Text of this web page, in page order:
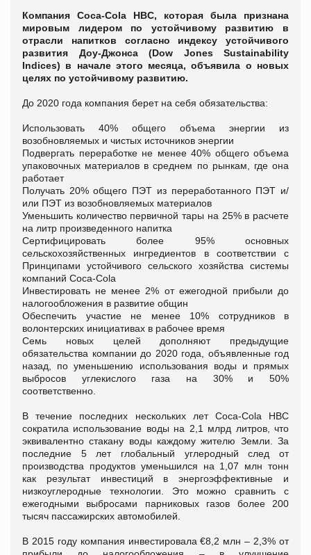
Компания Coca-Cola HBC, которая была признана
мировым лидером по устойчивому развитию в
отрасли напитков согласно индексу устойчивого
развития Доу-Джонса (Dow Jones Sustainability
Indices) в начале этого месяца, объявила о новых
целях по устойчивому развитию.
До 2020 года компания берет на себя обязательства:
Использовать 40% общего объема энергии из
возобновляемых и чистых источников энергии
Подвергать переработке не менее 40% общего объема
упаковочных материалов в среднем по рынкам, где она
работает
Получать 20% общего ПЭТ из переработанного ПЭТ и/
или ПЭТ из возобновляемых материалов
Уменьшить количество первичной тары на 25% в расчете
на литр произведенного напитка
Сертифицировать более 95% основных
сельскохозяйственных ингредиентов в соответствии с
Принципами устойчивого сельского хозяйства системы
компаний Coca-Cola
Инвестировать не менее 2% от ежегодной прибыли до
налогообложения в развитие общин
Обеспечить участие не менее 10% сотрудников в
волонтерских инициативах в рабочее время
Семь новых целей дополняют предыдущие
обязательства компании до 2020 года, объявленные год
назад, по уменьшению использования воды и прямых
выбросов углекислого газа на 30% и 50%
соответственно.
В течение последних нескольких лет Coca-Cola HBC
сократила использование воды на 2,1 млрд литров, что
эквивалентно стакану воды каждому жителю Земли. За
последние 5 лет глобальный углеродный след от
производства продуктов уменьшился на 1,07 млн тонн
как результат инвестиций в энергоэффективные и
низкоуглеродные технологии. Это можно сравнить с
ежегодными выбросами парниковых газов более 200
тысяч пассажирских автомобилей.
В 2015 году компания инвестировала €8,2 млн – 2,3% от